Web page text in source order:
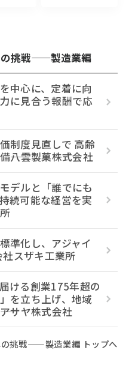
の挑戦——製造業編
中心に、定着に向
に見合う報酬で応
制度見直しで 高齢
八雲製菓株式会社
デルと「誰でにも
続可能な経営を実
準化し、アジャイ
社スザキ工業所
ける創業175年超の
を立ち上げ、地域
アサヤ株式会社
挑戦——製造業編 トップへ